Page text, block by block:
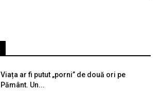
Viața ar fi putut „porni” de două ori pe
Pământ. Un...